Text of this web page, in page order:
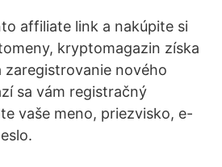
affiliate link a nakúpite si
kryptomagazin získa
zaregistrovanie nového
sa vám registračný
vaše meno, priezvisko, e-